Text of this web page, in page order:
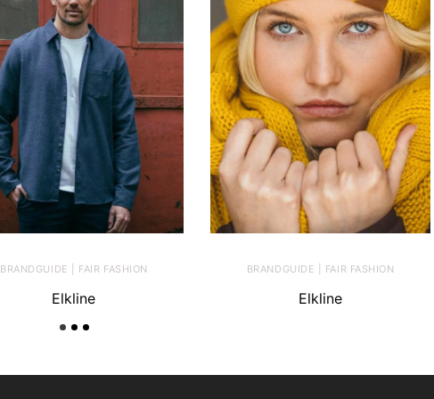
BRANDGUIDE | FAIR FASHION
Elkline
BRANDGUIDE | FAIR FASHION
Elkline